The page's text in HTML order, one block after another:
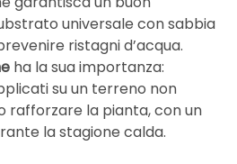
universale con sabbia
ristagni d’acqua.
ha la sua importanza:
su un terreno non
rafforzare la pianta, con un
la stagione calda.